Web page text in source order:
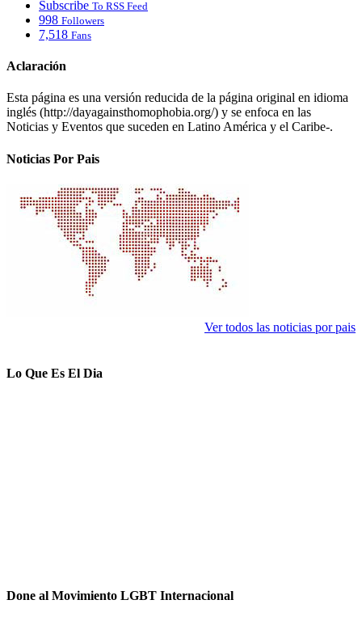
Subscribe To RSS Feed
998 Followers
7,518 Fans
Aclaración
Esta página es una versión reducida de la página original en idioma
inglés (http://dayagainsthomophobia.org/) y se enfoca en las
Noticias y Eventos que suceden en Latino América y el Caribe-.
Noticias Por Pais
Ver todos las noticias por pais
Lo Que Es El Dia
Done al Movimiento LGBT Internacional